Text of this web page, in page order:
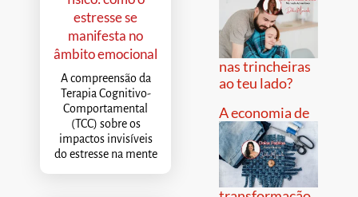
estresse se
manifesta no
âmbito emocional
A compreensão da
Terapia Cognitivo-
Comportamental
(TCC) sobre os
impactos invisíveis
do estresse na mente
nas trincheiras
ao teu lado?
A economia de